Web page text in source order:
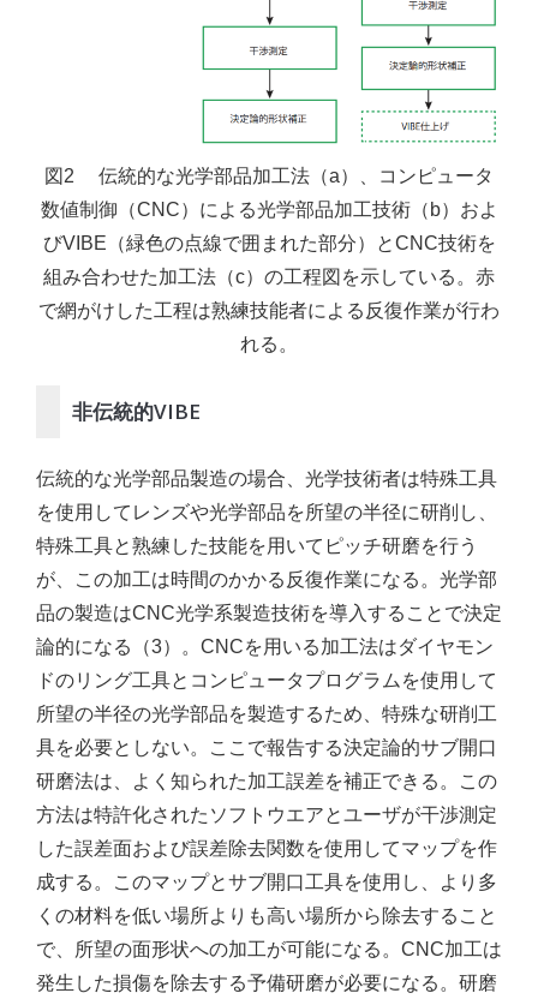
図2 伝統的な光学部品加工法（a）、コンピュータ
数値制御（CNC）による光学部品加工技術（b）およ
びVIBE（緑色の点線で囲まれた部分）とCNC技術を
組み合わせた加工法（c）の工程図を示している。赤
で網がけした工程は熟練技能者による反復作業が行わ
れる。
非伝統的VIBE
伝統的な光学部品製造の場合、光学技術者は特殊工具
を使用してレンズや光学部品を所望の半径に研削し、
特殊工具と熟練した技能を用いてピッチ研磨を行う
が、この加工は時間のかかる反復作業になる。光学部
品の製造はCNC光学系製造技術を導入することで決定
論的になる（3）。CNCを用いる加工法はダイヤモン
ドのリング工具とコンピュータプログラムを使用して
所望の半径の光学部品を製造するため、特殊な研削工
具を必要としない。ここで報告する決定論的サブ開口
研磨法は、よく知られた加工誤差を補正できる。この
方法は特許化されたソフトウエアとユーザが干渉測定
した誤差面および誤差除去関数を使用してマップを作
成する。このマップとサブ開口工具を使用し、より多
くの材料を低い場所よりも高い場所から除去すること
で、所望の面形状への加工が可能になる。CNC加工は
発生した損傷を除去する予備研磨が必要になる。研磨